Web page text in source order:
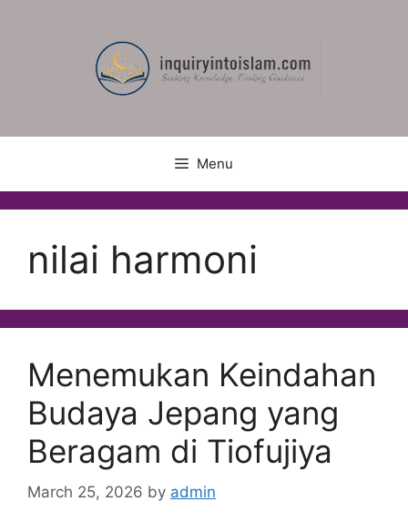
Menu
nilai harmoni
Menemukan Keindahan
Budaya Jepang yang
Beragam di Tiofujiya
March 25, 2026 by admin